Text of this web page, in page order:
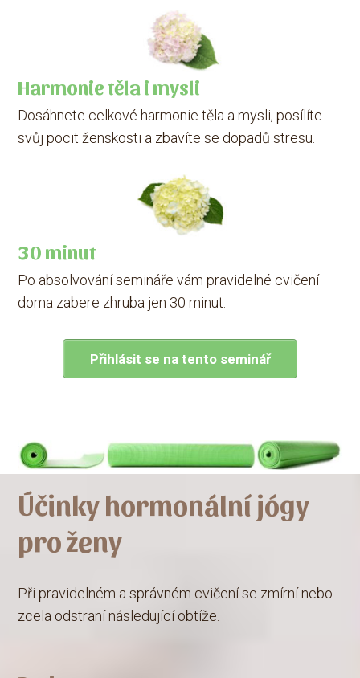
Harmonie těla i mysli
Dosáhnete celkové harmonie těla a mysli, posílíte
svůj pocit ženskosti a zbavíte se dopadů stresu.
30 minut
Po absolvování semináře vám pravidelné cvičení
doma zabere zhruba jen 30 minut.
Přihlásit se na tento seminář
Účinky hormonální jógy
pro ženy
Při pravidelném a správném cvičení se zmírní nebo
zcela odstraní následující obtíže.